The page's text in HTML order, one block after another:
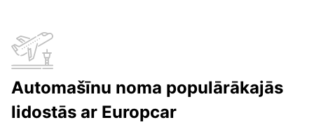
Automašīnu noma populārākajās
lidostās ar Europcar